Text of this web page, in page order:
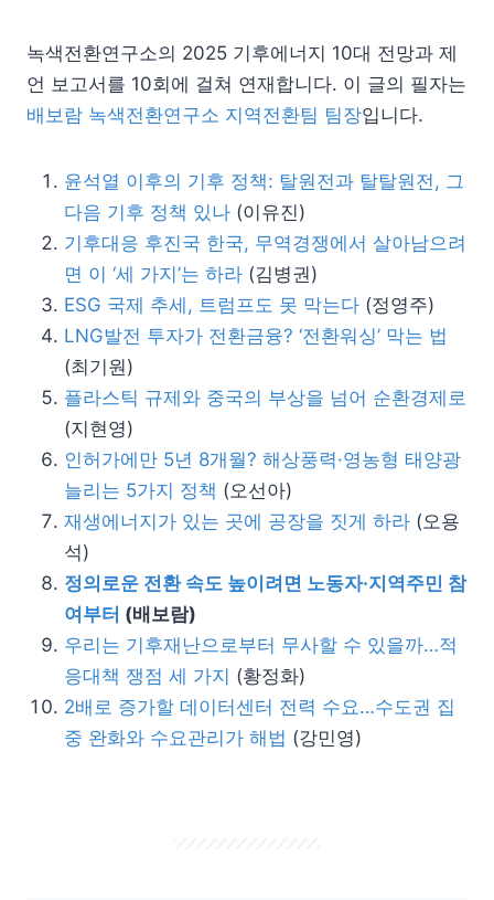
녹색전환연구소의 2025 기후에너지 10대 전망과 제
언 보고서를 10회에 걸쳐 연재합니다. 이 글의 필자는
배보람 녹색전환연구소 지역전환팀 팀장입니다.
윤석열 이후의 기후 정책: 탈원전과 탈탈원전, 그
다음 기후 정책 있나 (이유진)
기후대응 후진국 한국, 무역경쟁에서 살아남으려
면 이 ‘세 가지’는 하라 (김병권)
ESG 국제 추세, 트럼프도 못 막는다 (정영주)
LNG발전 투자가 전환금융? ‘전환워싱’ 막는 법
(최기원)
플라스틱 규제와 중국의 부상을 넘어 순환경제로
(지현영)
인허가에만 5년 8개월? 해상풍력·영농형 태양광
늘리는 5가지 정책 (오선아)
재생에너지가 있는 곳에 공장을 짓게 하라 (오용
석)
정의로운 전환 속도 높이려면 노동자·지역주민 참
여부터 (배보람)
우리는 기후재난으로부터 무사할 수 있을까…적
응대책 쟁점 세 가지 (황정화)
2배로 증가할 데이터센터 전력 수요…수도권 집
중 완화와 수요관리가 해법 (강민영)